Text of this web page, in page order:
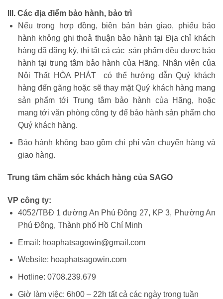
III. Các địa điểm bảo hành, bảo trì
Nếu trong hợp đồng, biên bản bàn giao, phiếu bảo
hành không ghi thoả thuận bảo hành tại Địa chỉ khách
hàng đã đăng ký, thì tất cả các sản phẩm đều được bảo
hành tại trung tâm bảo hành của Hãng. Nhân viên của
Nội Thất HÒA PHÁT có thể hướng dẫn Quý khách
hàng đến gãng hoặc sẽ thay mặt Quý khách hàng mang
sản phẩm tới Trung tâm bảo hành của Hãng, hoặc
mang tới văn phòng công ty để bảo hành sản phẩm cho
Quý khách hàng.
Bảo hành không bao gồm chi phí vận chuyển hàng và
giao hàng.
Trung tâm chăm sóc khách hàng của SAGO
VP công ty:
4052/TBĐ 1 đường An Phú Đông 27, KP 3, Phường An
Phú Đông, Thành phố Hồ Chí Minh
Email: hoaphatsagowin@gmail.com
Website: hoaphatsagowin.com
Hotline: 0708.239.679
Giờ làm việc: 6h00 – 22h tất cả các ngày trong tuần